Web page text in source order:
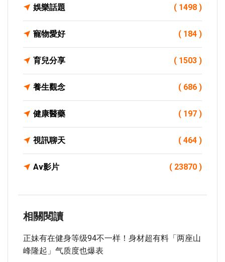
娛樂話題 ( 1498 )
寵物愛好 ( 184 )
育兒分享 ( 1503 )
養生觀念 ( 686 )
健康醫藥 ( 197 )
視訊聊天 ( 464 )
Av影片 ( 23870 )
相關閱讀
正妹有在健身等级94不一样！身材超有料「两座山
峰隆起」气质度也爆表